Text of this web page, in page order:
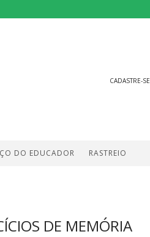
CADASTRE-SE
DO EDUCADOR RASTREIO
DE MEMÓRIA